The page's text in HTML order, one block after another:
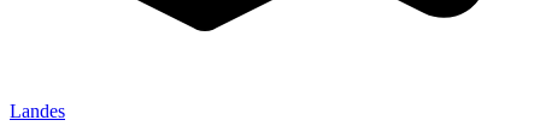
Landes